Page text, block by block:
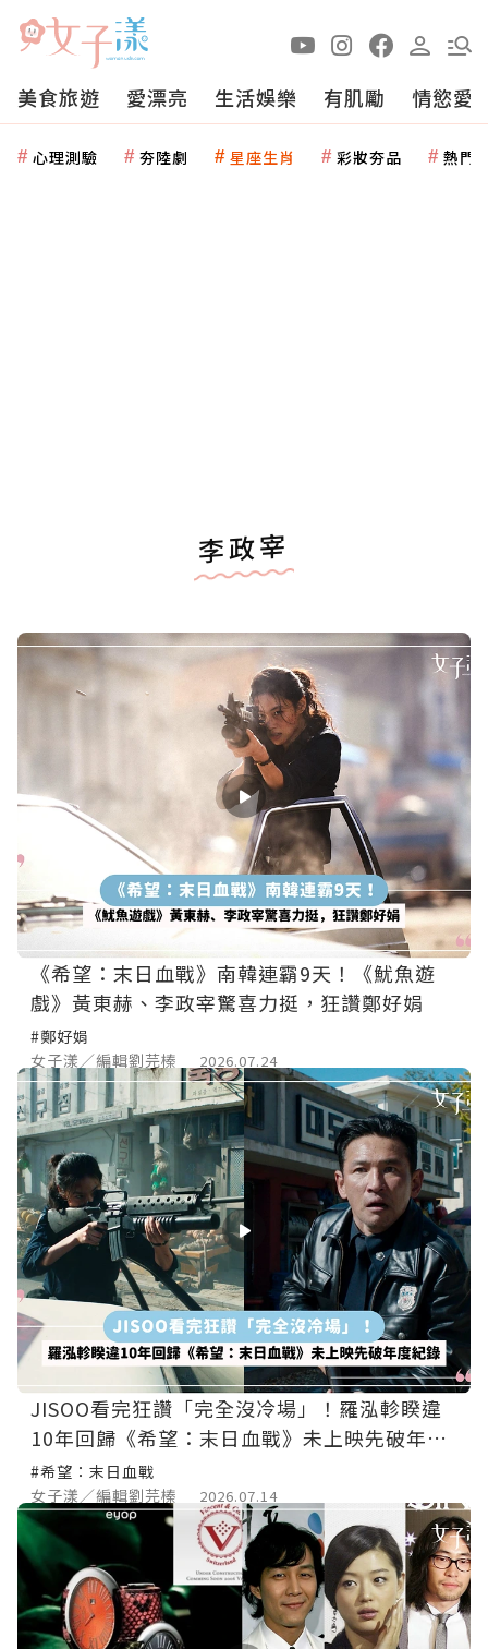
美食旅遊 愛漂亮 生活娛樂 有肌勵 情慾愛
心理測驗 夯陸劇 星座生肖 彩妝夯品 熱門
李政宰
《希望：末日血戰》南韓連霸9天！《魷魚遊
戲》黃東赫、李政宰驚喜力挺，狂讚鄭好娟
#鄭好娟
女子漾／編輯劉芫榛
2026.07.24
JISOO看完狂讚「完全沒冷場」！羅泓軫睽違
10年回歸《希望：末日血戰》未上映先破年度
紀錄
#希望：末日血戰
女子漾／編輯劉芫榛
2026.07.14